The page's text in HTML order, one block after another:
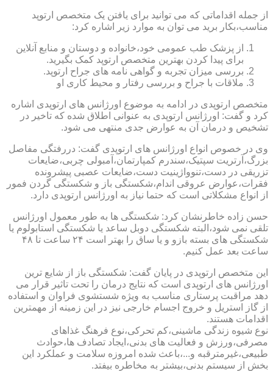
از جمله اقداماتی که می توانید برای یافتن یک متخصص ارتوپد
مناسب،بکار برید می توان به موارد زیر اشاره کرد:
از پزشک طب عمومی خود،خانواده و دوستان و منابع آنلاین
برای پیدا کردن بهترین متخصص ارتوپد کمک بگیرید.
بررسی میزان تجربه و گواهی نامه های جراح ارتوپد.
ملاقات با جراح و بررسی رفتار و محیط کاری او
متخصص ارتوپدی در ادامه به موضوع اورژانس های ارتوپدی اشاره
کرد و گفت: اورژانس ارتوپدی به عنوانی اطلاق شده که تاخیر در
تشخیص و درمان آن به عوارض جدی منتهی می شود.
وی در خصوص انواع اورژانس های ارتوپدی گفت: دررفتگی مفاصل
بزرگ،آرتریت سپتیک،سندرم کمپارتمان،آمبولی چربی،ضایعات
تزریقی در دست،تنوواژینیت دست،ضایعات عصبی پیشرونده
فقرات،عوارض عروقی اندام،شکستگی باز و شکستگی گردن فمور
از انواع مشکلاتی است که حتما نیاز به اورژانس ارتوپدی دارد.
حسن زاده خاطرنشان کرد: شکستگی ها به طور معمول اورژانس
تلقی نمی شود،البته شکستگی دوبل ساعد یا شکستگی استابولوم یا
شکستگی های بسته بازو و یا ساق را بهتر است ۲۴ ساعت تا ۴۸
ساعت بعد عمل کنیم.
این متخصص ارتوپدی در پایان گفت: شکستگی باز از شایع ترین
اورژانس های ارتوپدی است که نتایج درمان را تحت تاثیر قرار می
دهد مراقبت پرستاری مناسب به ویژه شستشوی فراوان و استفاده
از گاز استریل و خروج اجسام خارجی نیز در این زمینه از مهمترین
اقدامات هستند.
نوع شیوه زندگی ماشینی،کم تحرکی،نوع فرهنگ غذاهای
مصرفی،ورزش و فعالیت های بدنی،ایجاد تصادف ها،حوادث
طبیعی،غیرمترقبه و...،باعث شده امروزه سلامت و عملکرد این
بخش از سیستم بدنی،بیشتر به مخاطره بیفتد.